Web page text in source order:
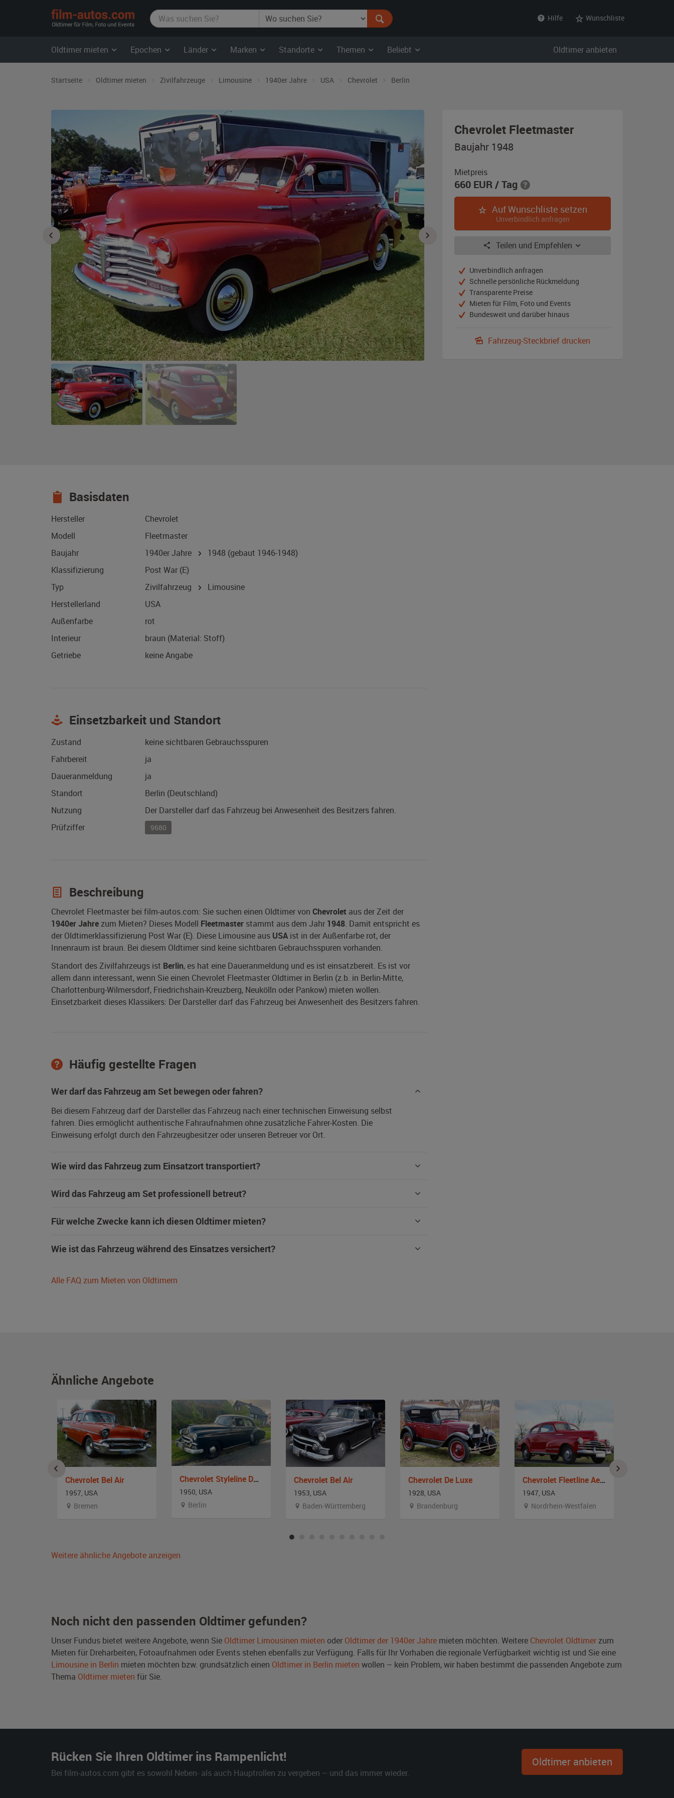
film-
autos.com
Hilfe Wunschliste
Oldtimer mieten Epochen Länder Marken Standorte Themen Beliebt Oldtimer anbieten
Startseite Oldtimer mieten Zivilfahrzeuge Limousine 1940er Jahre USA Chevrolet Berlin
Chevrolet Fleetmaster,
Baujahr 1948
Mietpreis
660 EUR/ Tag
Auf Wunschliste setzen
Unverbindlich anfragen
Teilen und Empfehlen
Unverbindlich anfragen
Schnelle persönliche Rückmeldung
Transparente Preise
Mieten für Film, Foto und Events
Bundesweit und darüber hinaus
Fahrzeug-Steckbrief drucken
Basisdaten
Hersteller
Chevrolet
Modell
Fleetmaster
Baujahr
1940er Jahre 1948 (gebaut 1946-1948)
Klassifizierung
Post War (E)
Typ
Zivilfahrzeug
Limousine
Herstellerland
USA
Außenfarbe
rot
Interieur
braun (Material: Stoff)
Getriebe
keine Angabe
Einsetzbarkeit und Standort
Zustand
keine sichtbaren Gebrauchsspuren
Fahrbereit
ja
Daueranmeldung
ja
Standort
Berlin (Deutschland)
Nutzung
Der Darsteller darf das Fahrzeug bei Anwesenheit des Besitzers fahren.
Prüfziffer
9680
Beschreibung
Chevrolet Fleetmaster bei film-autos.com: Sie suchen einen Oldtimer von Chevrolet aus der Zeit der
1940er Jahrezum Mieten? Dieses Modell Fleetmaster stammt aus dem Jahr 1948. Damit entspricht es
der Oldtimerklassifizierung Post War (E). Diese Limousine aus USA ist in der Außenfarbe rot, der
Innenraum ist braun. Bei diesem Oldtimer sind keine sichtbaren Gebrauchsspuren vorhanden.
Standort des Zivilfahrzeugs ist Berlin, es hat eine Daueranmeldung und es ist einsatzbereit. Es ist vor
allem dann interessant, wenn Sie einen Chevrolet Fleetmaster Oldtimer in Berlin (z.b. in Berlin-Mitte,
Charlottenburg-Wilmersdorf, Friedrichshain-Kreuzberg, Neukölln oder Pankow) mieten wollen.
Einsetzbarkeit dieses Klassikers: Der Darsteller darf das Fahrzeug bei Anwesenheit des Besitzers fahren.
Häufig gestellte Fragen
Wer darf das Fahrzeug am Set bewegen oder fahren?
Bei diesem Fahrzeug darf der Darsteller das Fahrzeug nach einer technischen Einweisung selbst
fahren. Dies ermöglicht authentische Fahraufnahmen ohne zusätzliche Fahrer-Kosten. Die
Einweisung erfolgt durch den Fahrzeugbesitzer oder unseren Betreuer vor Ort.
Wie wird das Fahrzeug zum Einsatzort transportiert?
Wird das Fahrzeug am Set professionell betreut?
Für welche Zwecke kann ich diesen Oldtimer mieten?
Wie ist das Fahrzeug während des Einsatzes versichert?
Alle FAQ zum Mieten von Oldtimern
Ähnliche Angebote
Chevrolet Bel Air
1957, USA
Bremen
Chevrolet Styleline Deluxe
1950, USA
Berlin
Chevrolet Bel Air
1953, USA
Baden-Württemberg
Chevrolet De Luxe
1928, USA
Brandenburg
Chevrolet Fleetline Aerosedan
1947, USA
Nordrhein-Westfalen
Weitere ähnliche Angebote anzeigen
Noch nicht den passenden Oldtimer gefunden?
Unser Fundus bietet weitere Angebote, wenn Sie Oldtimer Limousinen mieten oder Oldtimer der 1940er Jahre mieten möchten. Weitere Chevrolet Oldtimer zum
Mieten für Dreharbeiten, Fotoaufnahmen oder Events stehen ebenfalls zur Verfügung. Falls für Ihr Vorhaben die regionale Verfügbarkeit wichtig ist und Sie eine
Limousine in Berlin mieten möchten bzw. grundsätzlich einen Oldtimer in Berlin mieten wollen – kein Problem, wir haben bestimmt die passenden Angebote zum
Thema Oldtimer mieten für Sie.
Rücken Sie Ihren Oldtimer ins Rampenlicht!
Bei film-autos.com gibt es sowohl Neben- als auch Hauptrollen zu vergeben – und das immer wieder.
Oldtimer anbieten